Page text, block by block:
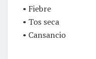
• Fiebre
• Tos seca
• Cansancio